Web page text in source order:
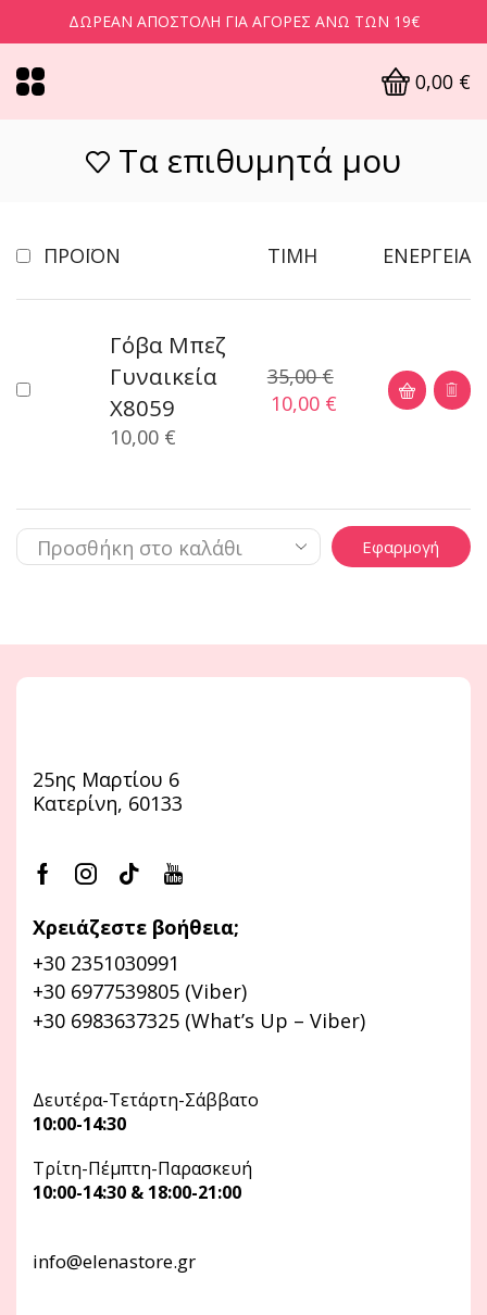
ΔΩΡΕΆΝ ΑΠΟΣΤΟΛΉ ΓΙΑ ΑΓΟΡΈΣ ΆΝΩ ΤΩΝ 19€
0,00 €
Τα επιθυμητά μου
ΠΡΟΪΌΝ ΤΙΜΉ ΕΝΈΡΓΕΙΑ
Γόβα Mπεζ
Γυναικεία
X8059
10,00 €
35,00€
10,00 €
Εφαρμογή
25ης Μαρτίου 6
Κατερίνη, 60133
Χρειάζεστε βοήθεια;
+30 2351030991
+30 6977539805 (Viber)
+30 6983637325 (What’s Up – Viber)
Δευτέρα-Τετάρτη-Σάββατο
10:00-14:30
Τρίτη-Πέμπτη-Παρασκευή
10:00-14:30 & 18:00-21:00
info@elenastore.gr